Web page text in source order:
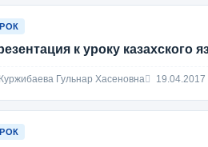
к уроку казахского
Куржибаева Гульнар Хасеновна 19.04.2017